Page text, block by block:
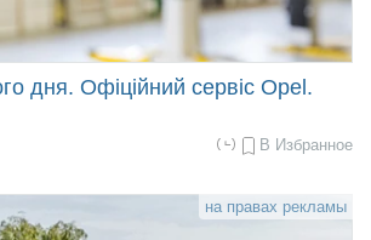
дня. Офіційний сервіс Opel.
В Избранное
на правах рекламы